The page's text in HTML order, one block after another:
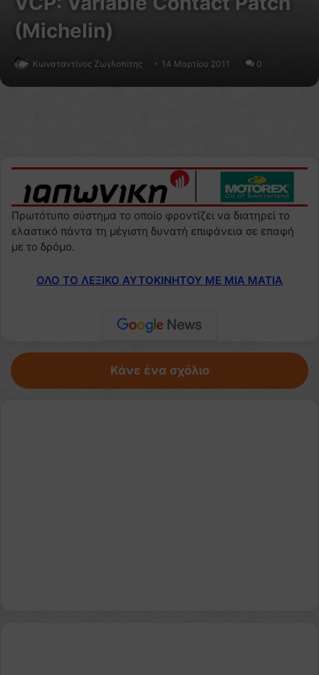
(Michelin)
Κωνσταντίνος Ζωγλοπίτης 14 Μαρτίου 2011 0
Πρωτότυπο σύστημα το οποίο φροντίζει να διατηρεί το
ελαστικό πάντα τη μέγιστη δυνατή επιφάνεια σε επαφή
με το δρόμο.
ΟΛΟ ΤΟ ΛΕΞΙΚΟ ΑΥΤΟΚΙΝΗΤΟΥ ΜΕ ΜΙΑ ΜΑΤΙΑ
Κάνε ένα σχόλιο